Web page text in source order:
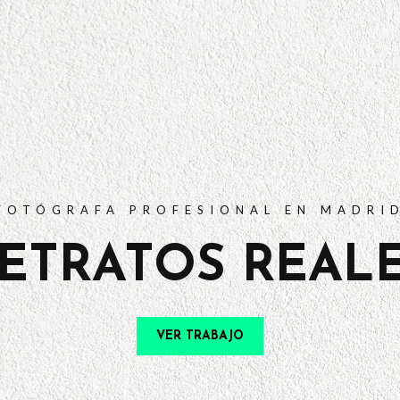
TARIFAS
PREGUNTAS FRECUENTES
CONTACTO
PROFESIONAL EN
VER TRABAJO